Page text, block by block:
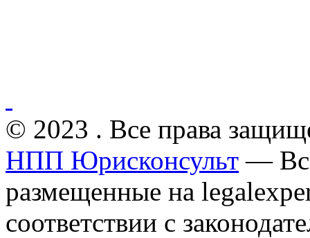
© 2023 . Все права
НПП Юрисконсульт —
размещенные на
соответствии с